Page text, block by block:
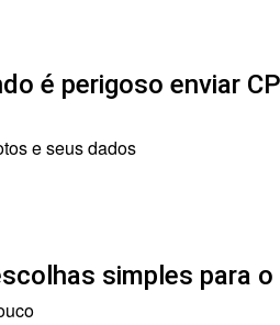
é perigoso enviar
e seus dados
simples para